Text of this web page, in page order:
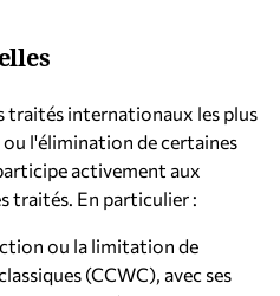
traités internationaux les plus
l'élimination de certaines
activement aux
traités. En particulier :
ou la limitation de
(CCWC), avec ses